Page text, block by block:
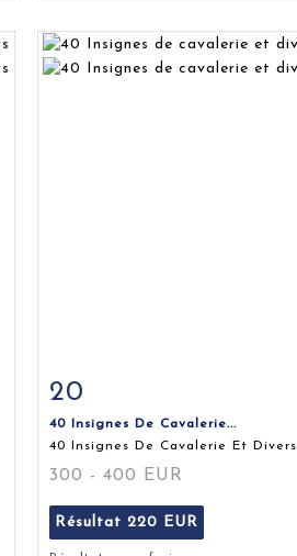
Fiche détaillée
20
40 Insignes De Cavalerie...
40 Insignes De Cavalerie Et Divers
300 - 400 EUR
Résultat 220 EUR